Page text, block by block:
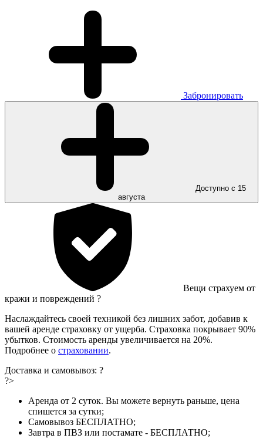
Забронировать
Доступно с 15
августа
Вещи страхуем от
кражи и повреждений ?
Наслаждайтесь своей техникой без лишних забот, добавив к
вашей аренде страховку от ущерба. Страховка покрывает 90%
убытков. Стоимость аренды увеличивается на 20%.
Подробнее о страховании.
Доставка и самовывоз: ?
?>
Аренда от 2 суток. Вы можете вернуть раньше, цена
спишется за сутки;
Самовывоз БЕСПЛАТНО;
Завтра в ПВЗ или постамате - БЕСПЛАТНО;